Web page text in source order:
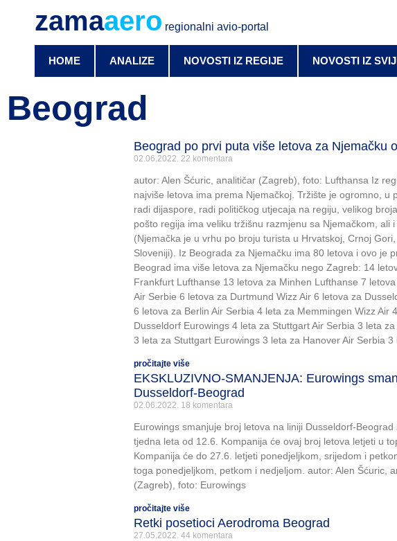
zamaaero regionalni avio-portal
HOME ANALIZE NOVOSTI IZ REGIJE NOVOSTI IZ
Beograd
Beograd po prvi puta više letova za Njemačku
02.06.2022. 22 komentara
autor: Alen Šćuric, analitičar (Zagreb), foto: Lufthansa Iz
najviše letova ima prema Njemačkoj. Tržište je ogromno, u
radi dijaspore, radi političkog utjecaja na regiju, velikog
pošto regija ima veliku tržišnu razmjenu sa Njemačkom, ali
(Njemačka je u vrhu po broju turista u Hrvatskoj, Crnoj
Sloveniji). Iz Beograda za Njemačku ima 80 letova i ovo je
Beograd ima više letova za Njemačku nego Zagreb: 14
Frankfurt Lufthanse 13 letova za Minhen Lufthanse 7
Air Serbie 6 letova za Durtmund Wizz Air 6 letova za
6 letova za Berlin Air Serbia 4 leta za Memmingen Wizz Air
Dusseldorf Eurowings 4 leta za Stuttgart Air Serbia 3 leta
3 leta za Stuttgart Eurowings 3 leta za Hanover Air Serbia 3
pročitajte više
EKSKLUZIVNO-SMANJENJA: Eurowings
Dusseldorf-Beograd
02.06.2022. 18 komentara
Eurowings smanjuje broj letova na liniji Dusseldorf-Beograd
tjedna leta od 12.6. Kompanija će ovaj broj letova letjeti u
Kompanija će do 27.6. letjeti ponedjeljkom, srijedom i
toga ponedjeljkom, petkom i nedjeljom. autor: Alen Šćuric,
(Zagreb), foto: Eurowings
pročitajte više
Retki posetioci Aerodroma Beograd
27.05.2022. 44 komentara